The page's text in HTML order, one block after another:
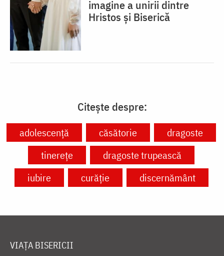
imagine a unirii dintre
Hristos și Biserică
Citește despre:
adolescență căsătorie
dragoste
tinerețe
dragoste trupească
iubire
curăție discernământ
VIAȚA BISERICII